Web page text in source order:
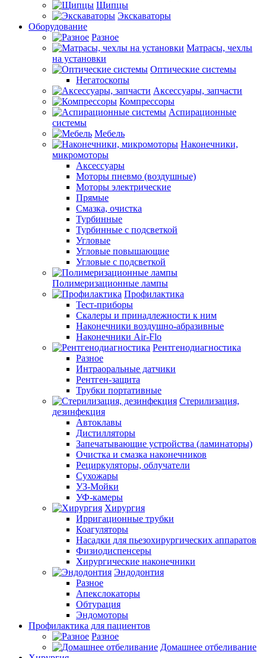
Щипцы
Экскаваторы
Оборудование
Разное
Матрасы, чехлы
на установки
Оптические системы
Негатоскопы
Аксессуары, запчасти
Компрессоры
Аспирационные
системы
Мебель
Наконечники,
микромоторы
Аксессуары
Моторы пневмо (воздушные)
Моторы электрические
Прямые
Смазка, очистка
Турбинные
Турбинные с подсветкой
Угловые
Угловые повышающие
Угловые с подсветкой
Полимеризационные лампы
Профилактика
Тест-приборы
Скалеры и принадлежности к ним
Наконечники воздушно-абразивные
Наконечники Air-Flo
Рентгенодиагностика
Разное
Интраоральные датчики
Рентген-защита
Трубки портативные
Стерилизация,
дезинфекция
Автоклавы
Дистилляторы
Запечатывающие устройства (ламинаторы)
Очистка и смазка наконечников
Рециркуляторы, облучатели
Сухожары
УЗ-Мойки
УФ-камеры
Хирургия
Ирригационные трубки
Коагуляторы
Насадки для пьезохирургических аппаратов
Физиодиспенсеры
Хирургические наконечники
Эндодонтия
Разное
Апекслокаторы
Обтурация
Эндомоторы
Профилактика для пациентов
Разное
Домашнее отбеливание